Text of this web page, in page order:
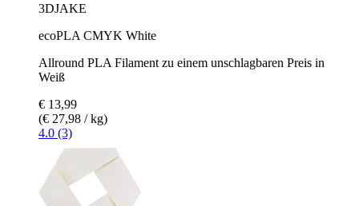
3DJAKE
ecoPLA CMYK White
Allround PLA Filament zu einem unschlagbaren Preis in
Weiß
€ 13,99
(€ 27,98 / kg)
4.0 (3)